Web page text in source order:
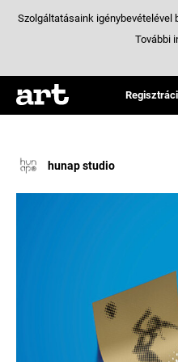
Találatok/ 1:
logopalyazat
hunap studio
Szolgáltatásaink igénybevételével
További